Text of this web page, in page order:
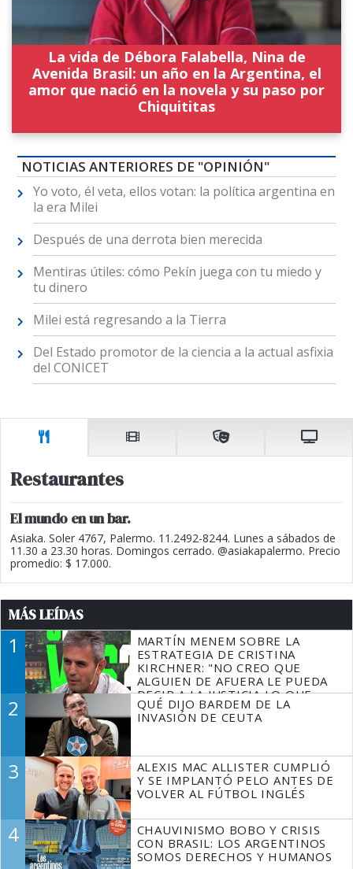
La vida de Débora Falabella, Nina de
Avenida Brasil: un año en la Argentina, el
amor que nació en la novela y su paso por
Chiquititas
NOTICIAS ANTERIORES DE "OPINIÓN"
Yo voto, él veta, ellos votan: la política argentina en
la era Milei
Después de una derrota bien merecida
Mentiras útiles: cómo Pekín juega con tu miedo y
tu dinero
Milei está regresando a la Tierra
Del Estado promotor de la ciencia a la actual asfixia
del CONICET
Restaurantes
El mundo en un bar.
Asiaka. Soler 4767, Palermo. 11.2492-8244. Lunes a sábados de
11.30 a 23.30 horas. Domingos cerrado. @asiakapalermo. Precio
promedio: $ 17.000.
MÁS LEÍDAS
1
MARTÍN MENEM SOBRE LA
ESTRATEGIA DE CRISTINA
KIRCHNER: "NO CREO QUE
ALGUIEN DE AFUERA LE PUEDA
DECIR A LA JUSTICIA LO QUE
TIENE QUE HACER"
2
QUÉ DIJO BARDEM DE LA
INVASIÓN DE CEUTA
3
ALEXIS MAC ALLISTER CUMPLIÓ
Y SE IMPLANTÓ PELO ANTES DE
VOLVER AL FÚTBOL INGLÉS
4
CHAUVINISMO BOBO Y CRISIS
CON BRASIL: LOS ARGENTINOS
SOMOS DERECHOS Y HUMANOS